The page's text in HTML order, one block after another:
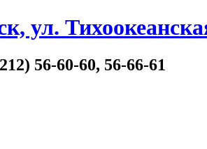
ул.
56-60-60, 56-66-61